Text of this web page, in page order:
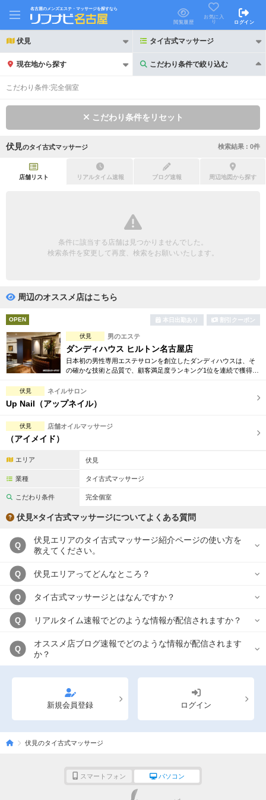
名古屋のメンズエステ・マッサージを探すなら
閲覧履歴
お気に入
り
ログイン
伏見 タイ古式マッサージ
現在地から探す こだわり条件で絞り込む
こだわり条件で絞り込む
初回割引あり リピーター割引あり
団体様歓迎
ペアルームあり
フットバスあり 岩盤浴あり
専用駐車場あり
日本人スタッフのみ 女性スタッフのみ
スタッフ指名可
駅から徒歩5分以内
こだわり条件:完全個室
こだわり条件をリセット
伏見のタイ古式マッサージ 検索結果 : 0件
店舗リスト リアルタイム速報 ブログ速報 周辺地図から探す
条件に該当する店舗は見つかりませんでした。
検索条件を変更して再度、検索をお願いいたします。
周辺のオススメ店はこちら
OPEN 本日出勤あり 割引クーポン
伏見 男のエステ
ダンディハウス ヒルトン名古屋店
日本初の男性専用エステサロンを創立したダンディハウスは、そ
の確かな技術と品質で、顧客満足度ランキング1位を連続で獲得。
多数ご用意しております。
伏見 ネイルサロン
Up Nail（アップネイル）
伏見 店舗オイルマッサージ
（アイメイド）
エリア 伏見
業種 タイ古式マッサージ
こだわり条件 完全個室
伏見×タイ古式マッサージについてよくある質問
Q
伏見エリアのタイ古式マッサージ紹介ページの使い方を
教えてください。
Q 伏見エリアってどんなところ？
Q タイ古式マッサージとはなんですか？
Q リアルタイム速報でどのような情報が配信されますか？
Q
オススメ店ブログ速報でどのような情報が配信されます
か？
新規会員登録 ログイン
伏見のタイ古式マッサージ
スマートフォン パソコン